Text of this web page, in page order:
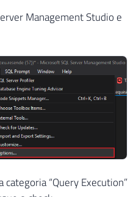
Management Studio e
“Query Execution”